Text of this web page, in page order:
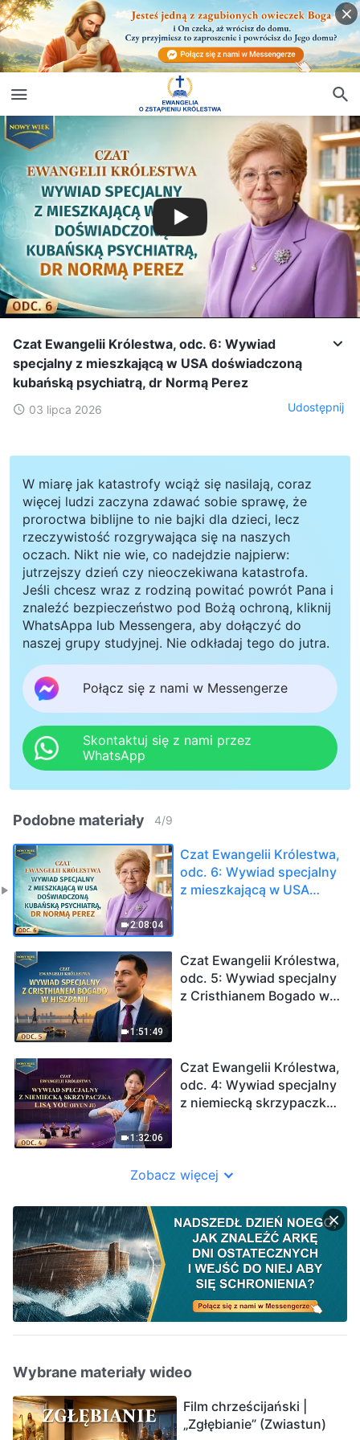
Czat Ewangelii Królestwa, odc. 6: Wywiad
specjalny z mieszkającą w USA doświadczoną
kubańską psychiatrą, dr Normą Perez
03 lipca 2026 Udostępnij
W miarę jak katastrofy wciąż się nasilają, coraz
więcej ludzi zaczyna zdawać sobie sprawę, że
proroctwa biblijne to nie bajki dla dzieci, lecz
rzeczywistość rozgrywająca się na naszych
oczach. Nikt nie wie, co nadejdzie najpierw:
jutrzejszy dzień czy nieoczekiwana katastrofa.
Jeśli chcesz wraz z rodziną powitać powrót Pana i
znaleźć bezpieczeństwo pod Bożą ochroną, kliknij
WhatsAppa lub Messengera, aby dołączyć do
naszej grupy studyjnej. Nie odkładaj tego do jutra.
Połącz się z nami w Messengerze
Skontaktuj się z nami przez
WhatsApp
Podobne materiały 4/9
2:08:04
Czat Ewangelii Królestwa,
odc. 6: Wywiad specjalny
z mieszkającą w USA
1:51:49
Czat Ewangelii Królestwa,
odc. 5: Wywiad specjalny
z Cristhianem Bogado w
1:32:06
Czat Ewangelii Królestwa,
odc. 4: Wywiad specjalny
z niemiecką skrzypaczką
Zobacz więcej
Wybrane materiały wideo
Film chrześcijański |
„Zgłębianie” (Zwiastun)